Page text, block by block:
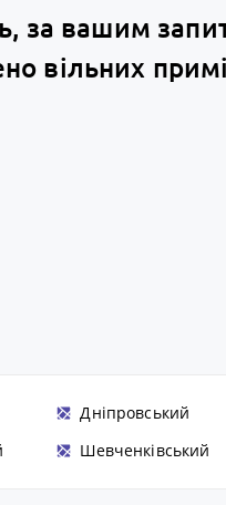
за вашим
вільних
Дніпровський
Шевченківський